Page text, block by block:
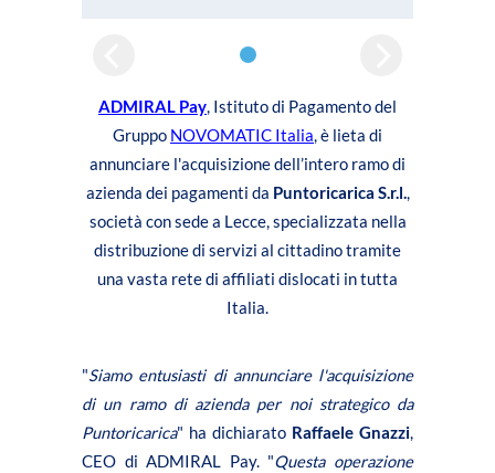
ADMIRAL Pay, Istituto di Pagamento del
Gruppo NOVOMATIC Italia, è lieta di
annunciare l'acquisizione dell’intero ramo di
azienda dei pagamenti da Puntoricarica S.r.l.,
società con sede a Lecce, specializzata nella
distribuzione di servizi al cittadino tramite
una vasta rete di affiliati dislocati in tutta
Italia.
"Siamo entusiasti di annunciare l'acquisizione
di un ramo di azienda per noi strategico da
Puntoricarica" ha dichiarato Raffaele Gnazzi,
CEO di ADMIRAL Pay. "Questa operazione